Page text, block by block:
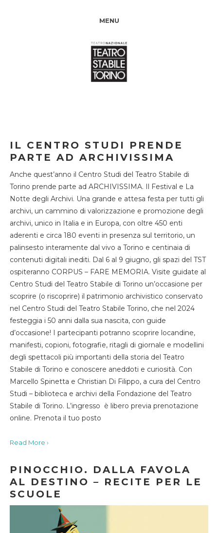
MENU
IL CENTRO STUDI PRENDE
PARTE AD ARCHIVISSIMA
Anche quest’anno il Centro Studi del Teatro Stabile di
Torino prende parte ad ARCHIVISSIMA. Il Festival e La
Notte degli Archivi. Una grande e attesa festa per tutti gli
archivi, un cammino di valorizzazione e promozione degli
archivi, unico in Italia e in Europa, con oltre 450 enti
aderenti e circa 180 eventi in presenza sul territorio, un
palinsesto interamente dal vivo a Torino e centinaia di
contenuti digitali inediti. Dal 6 al 9 giugno, gli spazi del TST
ospiteranno CORPUS – FARE MEMORIA. Visite guidate al
Centro Studi del Teatro Stabile di Torino un’occasione per
scoprire (o riscoprire) il patrimonio archivistico conservato
nel Centro Studi del Teatro Stabile Torino, che nel 2024
festeggia i 50 anni dalla sua nascita, con guide
d’occasione! I partecipanti potranno scoprire locandine,
manifesti, copioni, fotografie, ritagli di giornale e modellini
degli spettacoli più importanti della storia del Teatro
Stabile di Torino e conoscere aneddoti e curiosità. Con
Marcello Spinetta e Christian Di Filippo, a cura del Centro
Studi – biblioteca e archivi della Fondazione del Teatro
Stabile di Torino. L’ingresso è libero previa prenotazione
online. Prenota il tuo posto
Read More ›
PINOCCHIO. DALLA FAVOLA
AL DESTINO – RECITE PER LE
SCUOLE